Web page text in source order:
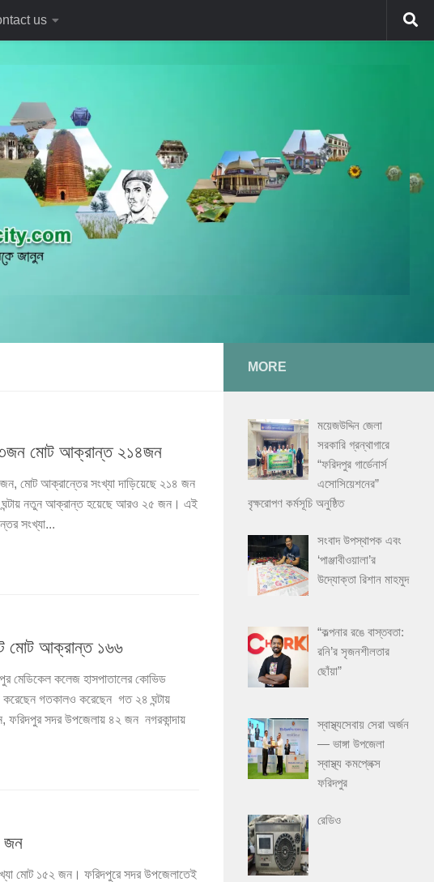
us
৩জন মোট আক্রান্ত ২১৪জন
মোট আক্রান্তের সংখ্যা দাড়িয়েছে ২১৪ জন
ঘন্টায় নতুন আক্রান্ত হয়েছে আরও ২৫ জন। এই
সংখ্যা...
মোট আক্রান্ত ১৬৬
মেডিকেল কলেজ হাসপাতালের কোভিড
করেছেন গতকালও করেছেন গত ২৪ ঘন্টায়
সদর উপজেলায় ৪২ জন নগরকান্দায়
জন
মোট ১৫২ জন। ফরিদপুরে সদর উপজেলাতেই
MORE
ময়েজউদ্দিন জেলা
সরকারি গ্রন্থাগারে
“ফরিদপুর গার্ডেনার্স
এসোসিয়েশনের”
বৃক্ষরোপণ কর্মসূচি অনুষ্ঠিত
সংবাদ উপস্থাপক এবং
‘পাঞ্জাবীওয়ালা’র
উদ্যোক্তা রিশান মাহমুদ
“কল্পনার রঙে বাস্তবতা:
রনি’র সৃজনশীলতার
ছোঁয়া”
স্বাস্থ্যসেবায় সেরা অর্জন
— ভাঙ্গা উপজেলা
স্বাস্থ্য কমপ্লেক্স
ফরিদপুর
রেডিও